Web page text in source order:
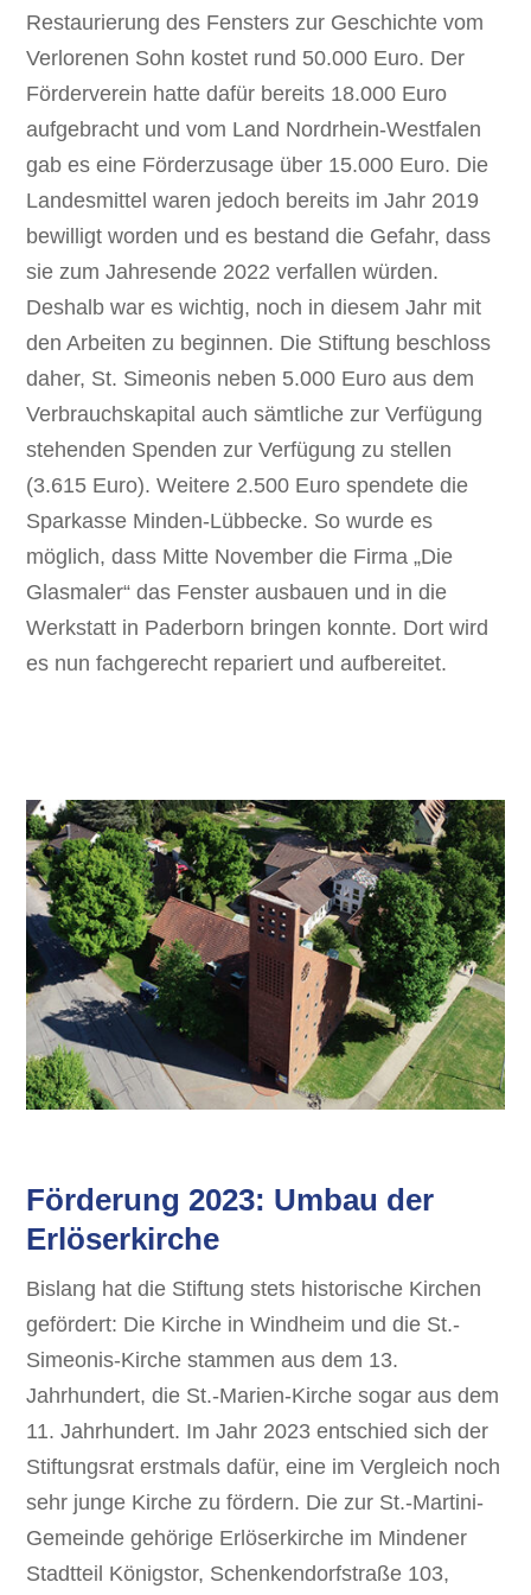
Restaurierung des Fensters zur Geschichte vom
Verlorenen Sohn kostet rund 50.000 Euro. Der
Förderverein hatte dafür bereits 18.000 Euro
aufgebracht und vom Land Nordrhein-Westfalen
gab es eine Förderzusage über 15.000 Euro. Die
Landesmittel waren jedoch bereits im Jahr 2019
bewilligt worden und es bestand die Gefahr, dass
sie zum Jahresende 2022 verfallen würden.
Deshalb war es wichtig, noch in diesem Jahr mit
den Arbeiten zu beginnen. Die Stiftung beschloss
daher, St. Simeonis neben 5.000 Euro aus dem
Verbrauchskapital auch sämtliche zur Verfügung
stehenden Spenden zur Verfügung zu stellen
(3.615 Euro). Weitere 2.500 Euro spendete die
Sparkasse Minden-Lübbecke. So wurde es
möglich, dass Mitte November die Firma „Die
Glasmaler“ das Fenster ausbauen und in die
Werkstatt in Paderborn bringen konnte. Dort wird
es nun fachgerecht repariert und aufbereitet.
Förderung 2023: Umbau der
Erlöserkirche
Bislang hat die Stiftung stets historische Kirchen
gefördert: Die Kirche in Windheim und die St.-
Simeonis-Kirche stammen aus dem 13.
Jahrhundert, die St.-Marien-Kirche sogar aus dem
11. Jahrhundert. Im Jahr 2023 entschied sich der
Stiftungsrat erstmals dafür, eine im Vergleich noch
sehr junge Kirche zu fördern. Die zur St.-Martini-
Gemeinde gehörige Erlöserkirche im Mindener
Stadtteil Königstor, Schenkendorfstraße 103,